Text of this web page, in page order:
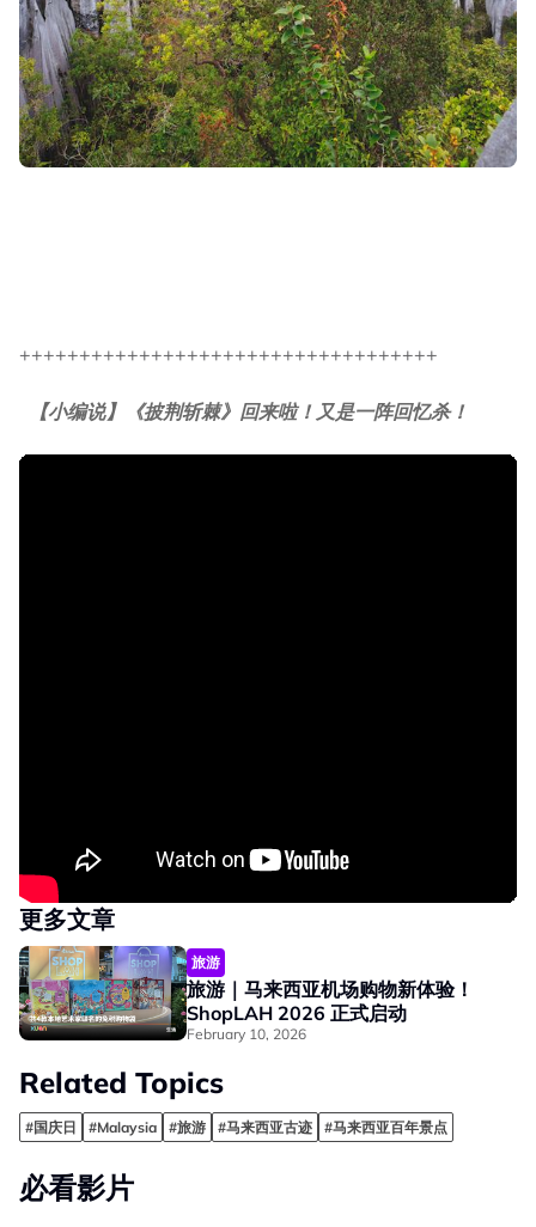
+++++++++++++++++++++++++++++++++++
【小编说】《披荆斩棘》回来啦！又是一阵回忆杀！
更多文章
旅游
旅游｜马来西亚机场购物新体验！
ShopLAH 2026 正式启动
February 10, 2026
Related Topics
#国庆日 #Malaysia #旅游 #马来西亚古迹 #马来西亚百年景点
必看影片